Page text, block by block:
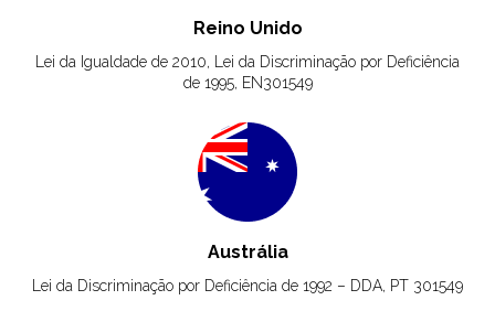
Reino Unido
Lei da Igualdade de 2010, Lei da Discriminação por Deficiência
de 1995, EN301549
Austrália
Lei da Discriminação por Deficiência de 1992 – DDA, PT 301549